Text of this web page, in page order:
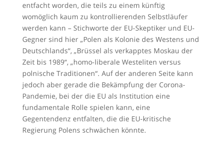
entfacht worden, die teils zu einem künftig
womöglich kaum zu kontrollierenden Selbstläufer
werden kann – Stichworte der EU-Skeptiker und EU-
Gegner sind hier „Polen als Kolonie des Westens und
Deutschlands“, „Brüssel als verkapptes Moskau der
Zeit bis 1989“, „homo-liberale Westeliten versus
polnische Traditionen“. Auf der anderen Seite kann
jedoch aber gerade die Bekämpfung der Corona-
Pandemie, bei der die EU als Institution eine
fundamentale Rolle spielen kann, eine
Gegentendenz entfalten, die die EU-kritische
Regierung Polens schwächen könnte.